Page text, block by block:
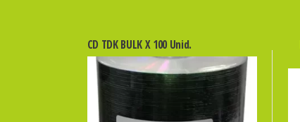
CD TDK BULK X 100 Unid.